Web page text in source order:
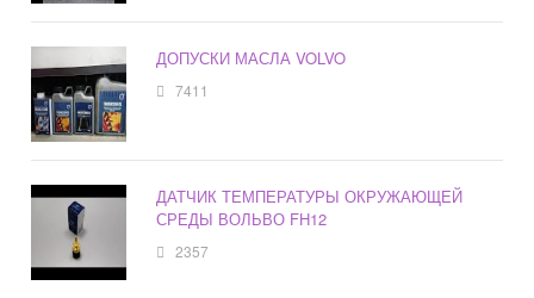
ДОПУСКИ МАСЛА VOLVO
7411
ДАТЧИК ТЕМПЕРАТУРЫ ОКРУЖАЮЩЕЙ
СРЕДЫ ВОЛЬВО FH12
2357